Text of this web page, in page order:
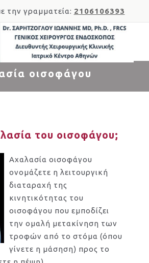
την γραμματεία: 2106106393
οισοφάγου
του οισοφάγου;
Αχαλασία οισοφάγου
ονομάζετε η λειτουργική
διαταραχή της
κινητικότητας του
οισοφάγου που εμποδίζει
την ομαλή μετακίνηση των
τροφών από το στόμα (όπου
γίνετε η μάσηση) προς το